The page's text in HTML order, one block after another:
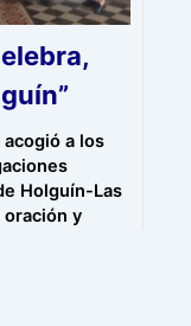
a los
Holguín-Las
oración y